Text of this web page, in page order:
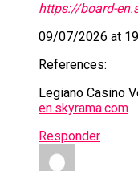
https://board-
09/07/2026 at
References:
Legiano Casino
en.skyrama.com
Responder